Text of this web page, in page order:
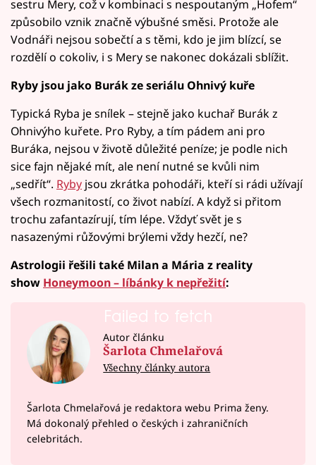
sestru Mery, což v kombinaci s nespoutaným „Hofem“
způsobilo vznik značně výbušné směsi. Protože ale
Vodnáři nejsou sobečtí a s těmi, kdo je jim blízcí, se
rozdělí o cokoliv, i s Mery se nakonec dokázali sblížit.
Ryby jsou jako Burák ze seriálu Ohnivý kuře
Typická Ryba je snílek – stejně jako kuchař Burák z
Ohnivýho kuřete. Pro Ryby, a tím pádem ani pro
Buráka, nejsou v životě důležité peníze; je podle nich
sice fajn nějaké mít, ale není nutné se kvůli nim
„sedřít“. Ryby jsou zkrátka pohodáři, kteří si rádi užívají
všech rozmanitostí, co život nabízí. A když si přitom
trochu zafantazírují, tím lépe. Vždyť svět je s
nasazenými růžovými brýlemi vždy hezčí, ne?
Astrologii řešili také Milan a Mária z reality
show Honeymoon – líbánky k nepřežití:
Failed to fetch
Autor článku
Šarlota Chmelařová
Všechny články autora
Šarlota Chmelařová je redaktora webu Prima ženy.
Má dokonalý přehled o českých i zahraničních
celebritách.